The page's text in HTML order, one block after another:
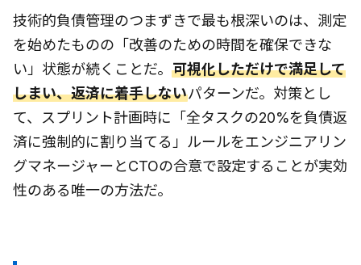
技術的負債管理のつまずきで最も根深いのは、測定
を始めたものの「改善のための時間を確保できな
い」状態が続くことだ。 可視化しただけで満足して
しまい、返済に着手しないパターンだ。対策とし
て、スプリント計画時に「全タスクの20%を負債返
済に強制的に割り当てる」ルールをエンジニアリン
グマネージャーとCTOの合意で設定することが実効
性のある唯一の方法だ。